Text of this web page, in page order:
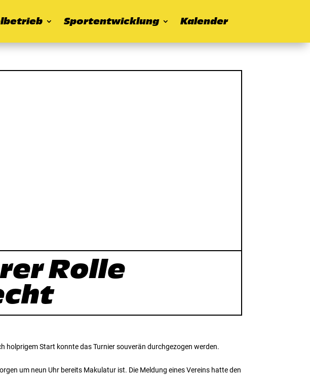
Sportentwicklung Kalender
Rolle
holprigem Start konnte das Turnier souverän durchgezogen werden.
um neun Uhr bereits Makulatur ist. Die Meldung eines Vereins hatte den